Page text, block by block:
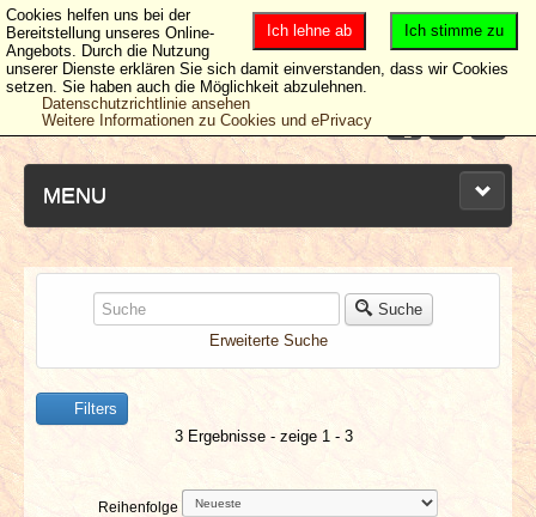
MENU
NEUESTE ARTIKEL
NEWS & DATES
BERICHTE
VERLOSUNGEN
Suche
Erweiterte Suche
Filters
3 Ergebnisse - zeige 1 - 3
Reihenfolge
Ich stimme zu
Ich lehne ab
Cookies helfen uns bei der
Bereitstellung unseres Online-
Angebots. Durch die Nutzung
unserer Dienste erklären Sie sich damit einverstanden, dass wir Cookies
setzen. Sie haben auch die Möglichkeit abzulehnen.
Datenschutzrichtlinie ansehen
Weitere Informationen zu Cookies und ePrivacy